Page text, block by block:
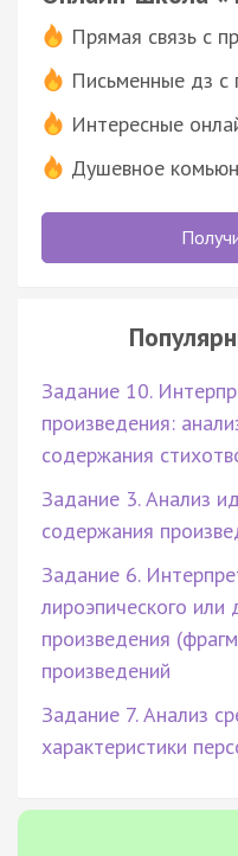
Прямая связь с
Письменные дз с
Интересные
Душевное
Задание 10.
произведения:
содержания
Задание 3. Анализ
содержания
Задание 6.
лироэпического или
произведения
произведений
Задание 7. Анализ
характеристики